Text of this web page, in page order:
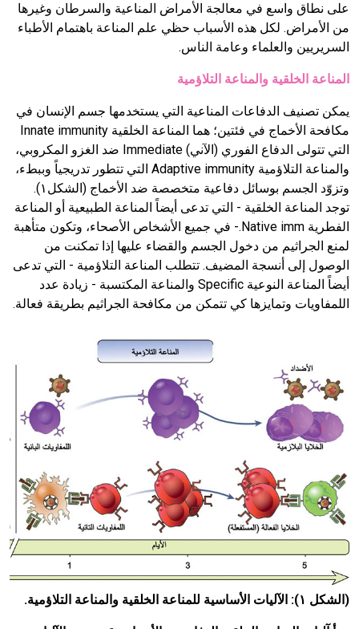
على نطاق واسع في معالجة الأمراض المناعية والسرطان وغيرها
من الأمراض. لكل هذه الأسباب حظي علم المناعة باهتمام الأطباء
السريريين والعلماء وعامة الناس.
المناعة الخلقية والمناعة التلاؤمية
يمكن تصنيف الدفاعات المناعية التي يستخدمها جسم الإنسان في
مكافحة الأخماج في فئتين؛ هما المناعة الخلقية Innate immunity
التي تتولى الدفاع الفوري (الآني) Immediate ضد الغزو المكروبي،
والمناعة التلاؤمية Adaptive immunity التي تتطور تدريجياً وببطء،
وتزوّد الجسم بوسائل دفاعية متخصصة ضد الأخماج (الشكل١).
توجد المناعة الخلقية - التي تدعى أيضاً المناعة الطبيعية أو المناعة
الفطرية Native imm.- في جميع الأشخاص الأصحاء، وتكون متأهبة
لمنع الجراثيم من دخول الجسم والقضاء عليها إذا تمكنت من
الوصول إلى أنسجة المضيف. تتطلب المناعة التلاؤمية - التي تدعى
أيضاً المناعة النوعية Specific والمناعة المكتسبة - زيادة عدد
اللمفاويات وتمايزها كي تتمكن من مكافحة الجراثيم بطريقة فعالة.
(الشكل ١): الآليات الأساسية للمناعة الخلقية والمناعة التلاؤمية.